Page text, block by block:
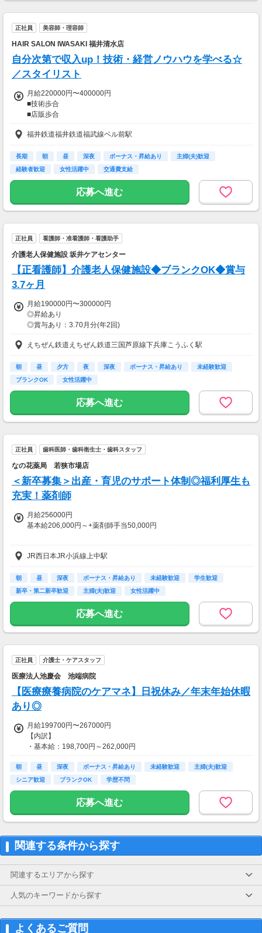
正社員 美容師・理容師
HAIR SALON IWASAKI 福井清水店
自分次第で収入up！技術・経営ノウハウを学べる☆
／スタイリスト
月給220000円〜400000円
■技術歩合
■店販歩合
■時間外手当(1.25倍)
■休日出勤手当(1.35倍)
■昇給・昇格随時
【交通費】
福井鉄道福井鉄道福武線ベル前駅
長期 朝 昼 深夜 ボーナス・昇給あり
主婦(夫)歓迎
経験者歓迎
女性活躍中 交通費支給
応募へ進む
正社員 看護師・准看護師・看護助手
介護老人保健施設 坂井ケアセンター
【正看護師】介護老人保健施設◆ブランクOK◆賞与
3.7ヶ月
月給190000円〜300000円
◎昇給あり
◎賞与あり：3.70月分(年2回)
＜諸手当＞
◎夜勤手当：8,000円/回(月平均5回程度)
◎特殊手当：10,000円
◎調整手当：20,000円～40,000円
月収 225,000円円～335,000円になります。
【交通費】
一部支給
えちぜん鉄道えちぜん鉄道三国芦原線下兵庫こうふく駅
朝 昼 夕方 夜 深夜 ボーナス・昇給あり
未経験歓迎
ブランクOK
女性活躍中
応募へ進む
正社員 歯科医師・歯科衛生士・歯科スタッフ
なの花薬局 若狭市場店
＜新卒募集＞出産・育児のサポート体制◎福利厚生も
充実！薬剤師
月給256000円
基本給206,000円～+薬剤師手当50,000円
昇給 年１回（４月）
賞与 年２回（６月、12月）
＜その他手当＞
■通勤手当
■認定薬剤師手当
■認定指導薬剤師手当
■薬局長手当
■地域手当
全額支給
JR西日本JR小浜線上中駅
朝 昼 深夜 ボーナス・昇給あり 未経験歓迎
学生歓迎
新卒・第二新卒歓迎
主婦(夫)歓迎 女性活躍中
応募へ進む
正社員 介護士・ケアスタッフ
医療法人池慶会 池端病院
【医療療養病院のケアマネ】日祝休み／年末年始休暇
あり◎
月給199700円〜267000円
【内訳】
・基本給：198,700円～262,000円
・職務手当：1,000円～5,000円
【昇給、賞与】
・昇給：1,300円～2,200円／月（前年度実績あり）
・賞与：計2.00ヶ月分／年2回（前年度実績あり）
【交通費】
朝 昼 深夜 ボーナス・昇給あり 未経験歓迎
主婦(夫)歓迎
シニア歓迎
ブランクOK 学歴不問
応募へ進む
関連する条件から探す
関連するエリアから探す
人気のキーワードから探す
よくあるご質問